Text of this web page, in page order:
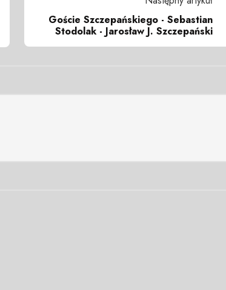
Goście Szczepańskiego - Sebastian
Stodolak - Jarosław J. Szczepański